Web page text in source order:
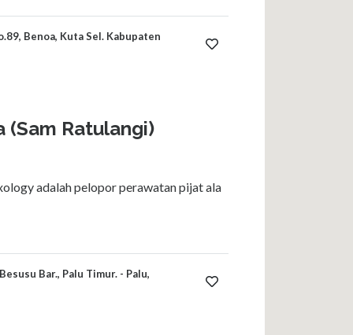
Benoa, Kuta Sel. Kabupaten
(Sam Ratulangi)
adalah pelopor perawatan pijat ala
Bar., Palu Timur. - Palu,